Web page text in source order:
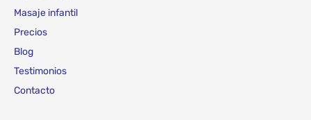
Masaje infantil
Precios
Blog
Testimonios
Contacto